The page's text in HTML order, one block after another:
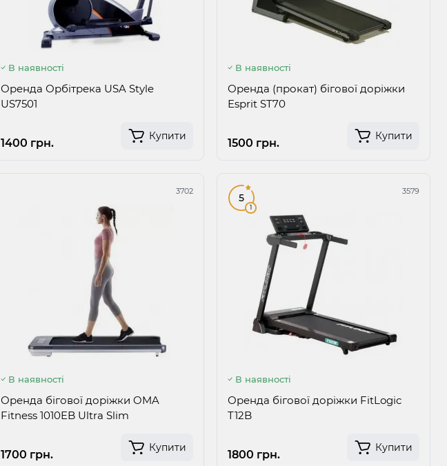
В наявності
Оренда Орбітрека USA Style
US7501
1400 грн.
Купити
В наявності
Оренда (прокат) бігової доріжки
Esprit ST70
1500 грн.
Купити
3702
В наявності
Оренда бігової доріжки OMA
Fitness 1010EB Ultra Slim
1700 грн.
Купити
3579
5
1
В наявності
Оренда бігової доріжки FitLogic
T12B
1800 грн.
Купити